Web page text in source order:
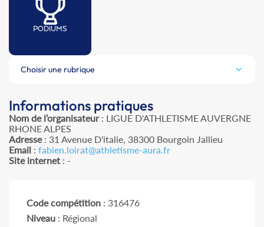
PODIUMS
Choisir une rubrique
Informations pratiques
Nom de l’organisateur: LIGUE D'ATHLETISME AUVERGNE
RHONE ALPES
Adresse: 31 Avenue D'italie, 38300 Bourgoin Jallieu
Email : fabien.loirat@athletisme-aura.fr
Site internet : -
Code compétition : 316476
Niveau : Régional